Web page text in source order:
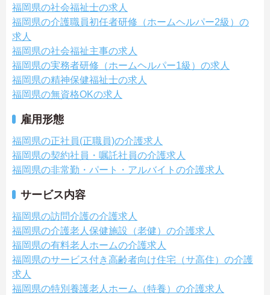
福岡県の社会福祉士の求人
福岡県の介護職員初任者研修（ホームヘルパー2級）の
求人
福岡県の社会福祉主事の求人
福岡県の実務者研修（ホームヘルパー1級）の求人
福岡県の精神保健福祉士の求人
福岡県の無資格OKの求人
雇用形態
福岡県の正社員(正職員)の介護求人
福岡県の契約社員・嘱託社員の介護求人
福岡県の非常勤・パート・アルバイトの介護求人
サービス内容
福岡県の訪問介護の介護求人
福岡県の介護老人保健施設（老健）の介護求人
福岡県の有料老人ホームの介護求人
福岡県のサービス付き高齢者向け住宅（サ高住）の介護
求人
福岡県の特別養護老人ホーム（特養）の介護求人